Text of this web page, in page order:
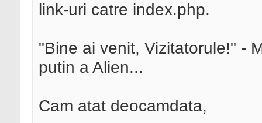
link-uri catre index.php.
"Bine ai venit, Vizitatorule!" -
putin a Alien...
Cam atat deocamdata,